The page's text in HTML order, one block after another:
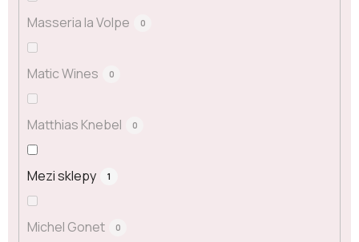
Masseria la Volpe 0
Matic Wines 0
Matthias Knebel 0
Mezi sklepy 1
Michel Gonet 0